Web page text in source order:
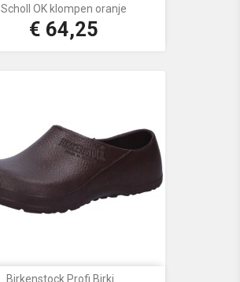
Scholl OK klompen oranje
Prijs
€ 64,25
Birkenstock Profi Birki...